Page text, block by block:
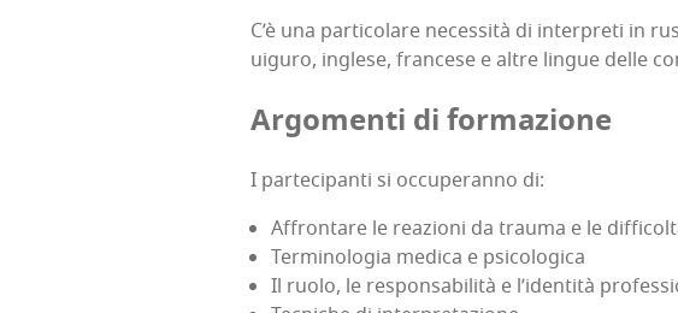
C’è una par­ti­co­la­re neces­si­tà di inter­pre­ti in
uigu­ro, ingle­se, fran­ce­se e altre lin­gue del­le
Argo­men­ti di formazione
I par­te­ci­pan­ti si occu­pe­ran­no di:
Affron­ta­re le rea­zio­ni da trau­ma e le
Ter­mi­no­lo­gia medi­ca e psicologica
Il ruo­lo, le respon­sa­bi­li­tà e l’identità